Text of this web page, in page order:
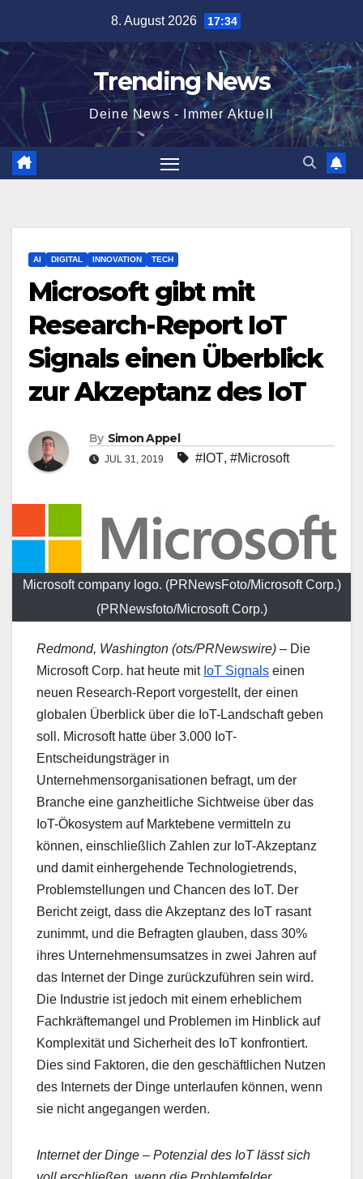
content
8. August 2026 17:34
Trending News
Deine News - Immer Aktuell
AI DIGITAL INNOVATION TECH
Microsoft gibt mit
Research-Report IoT
Signals einen Überblick
zur Akzeptanz des IoT
By Simon Appel
JUL 31, 2019 #IOT, #Microsoft
Microsoft company logo. (PRNewsFoto/Microsoft Corp.)
(PRNewsfoto/Microsoft Corp.)
Redmond, Washington (ots/PRNewswire) – Die
Microsoft Corp. hat heute mit IoT Signals einen
neuen Research-Report vorgestellt, der einen
globalen Überblick über die IoT-Landschaft geben
soll. Microsoft hatte über 3.000 IoT-
Entscheidungsträger in
Unternehmensorganisationen befragt, um der
Branche eine ganzheitliche Sichtweise über das
IoT-Ökosystem auf Marktebene vermitteln zu
können, einschließlich Zahlen zur IoT-Akzeptanz
und damit einhergehende Technologietrends,
Problemstellungen und Chancen des IoT. Der
Bericht zeigt, dass die Akzeptanz des IoT rasant
zunimmt, und die Befragten glauben, dass 30%
ihres Unternehmensumsatzes in zwei Jahren auf
das Internet der Dinge zurückzuführen sein wird.
Die Industrie ist jedoch mit einem erheblichem
Fachkräftemangel und Problemen im Hinblick auf
Komplexität und Sicherheit des IoT konfrontiert.
Dies sind Faktoren, die den geschäftlichen Nutzen
des Internets der Dinge unterlaufen können, wenn
sie nicht angegangen werden.
Internet der Dinge – Potenzial des IoT lässt sich